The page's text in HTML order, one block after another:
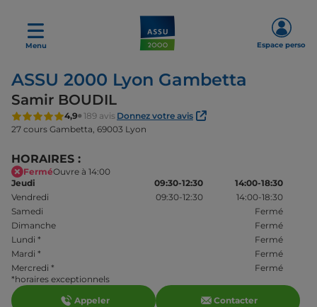
Menu Espace perso
ASSU 2000 Lyon Gambetta
Samir BOUDIL
4,9 189 avis Donnez votre avis
27 cours Gambetta, 69003 Lyon
HORAIRES :
FerméOuvre à 14:00
Jeudi
09:30-12:30
14:00-18:30
Vendredi
09:30-12:30
14:00-18:30
Samedi
Fermé
Dimanche
Fermé
Lundi *
Fermé
Mardi *
Fermé
Mercredi *
Fermé
*horaires exceptionnels
Appeler
Contacter